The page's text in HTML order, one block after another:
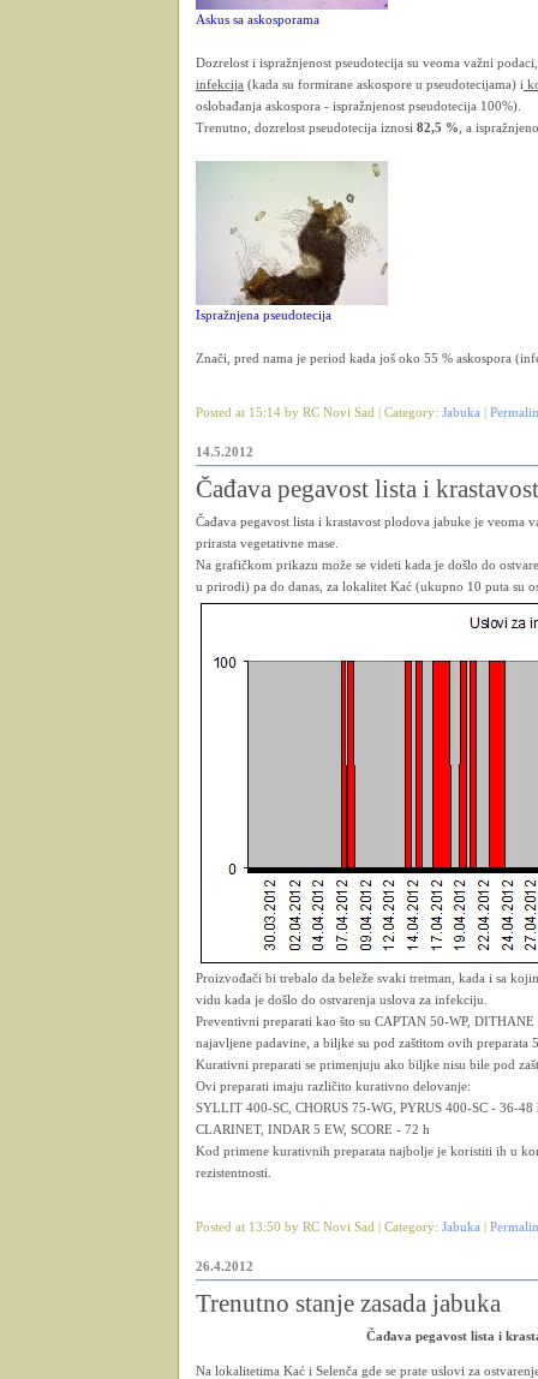
Askus sa askosporama
Dozrelost i ispražnjenost pseudotecija su veoma važni
infekcija (kada su formirane askospore u pseudotecijama) i
oslobađanja askospora - ispražnjenost pseudotecija 100%).
Trenutno, dozrelost pseudotecija iznosi 82,5 %, a
Ispražnjena pseudotecija
Znači, pred nama je period kada još oko 55 % askospora
Posted at 15:14 by RC Novi Sad | Category: Jabuka
14.5.2012
Čađava pegavost lista i
Čađava pegavost lista i krastavost plodova jabuke je veoma
prirasta vegetativne mase.
Na grafičkom prikazu može se videti kada je došlo do
u prirodi) pa do danas, za lokalitet Kać (ukupno 10 puta su
Proizvođači bi trebalo da beleže svaki tretman, kada i sa
vidu kada je došlo do ostvarenja uslova za infekciju.
Preventivni preparati kao što su CAPTAN 50-WP,
najavljene padavine, a biljke su pod zaštitom ovih
Kurativni preparati se primenjuju ako biljke nisu bile pod
Ovi preparati imaju različito kurativno delovanje:
SYLLIT 400-SC, CHORUS 75-WG, PYRUS 400-SC - 36-48
CLARINET, INDAR 5 EW, SCORE - 72 h
Kod primene kurativnih preparata najbolje je koristiti ih u
rezistentnosti.
Posted at 13:50 by RC Novi Sad | Category: Jabuka
26.4.2012
Trenutno stanje zasada jabuka
Čađava pegavost lista i
Na lokalitetima Kać i Selenča gde se prate uslovi za